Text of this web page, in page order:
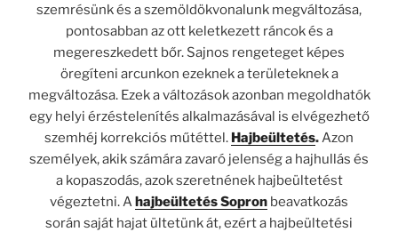
szemrésünk és a szemöldökvonalunk megváltozása,
pontosabban az ott keletkezett ráncok és a
megereszkedett bőr. Sajnos rengeteget képes
öregíteni arcunkon ezeknek a területeknek a
megváltozása. Ezek a változások azonban megoldhatók
egy helyi érzéstelenítés alkalmazásával is elvégezhető
szemhéj korrekciós műtéttel. Hajbeültetés.Azon
személyek, akik számára zavaró jelenség a hajhullás és
a kopaszodás, azok szeretnének hajbeültetést
végeztetni. Ahajbeültetés Sopron beavatkozás
során saját hajat ültetünk át, ezért a hajbeültetési